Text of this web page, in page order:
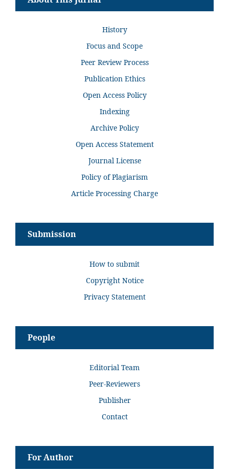
History
Focus and Scope
Peer Review Process
Publication Ethics
Open Access Policy
Indexing
Archive Policy
Open Access Statement
Journal License
Policy of Plagiarism
Article Processing Charge
Submission
How to submit
Copyright Notice
Privacy Statement
People
Editorial Team
Peer-Reviewers
Publisher
Contact
For Author